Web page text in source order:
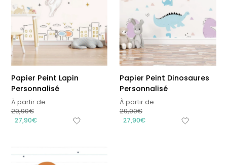
Papier Peint Lapin
Personnalisé
À partir de
29,90€
27,90€
Papier Peint Dinosaures
Personnalisé
À partir de
29,90€
27,90€